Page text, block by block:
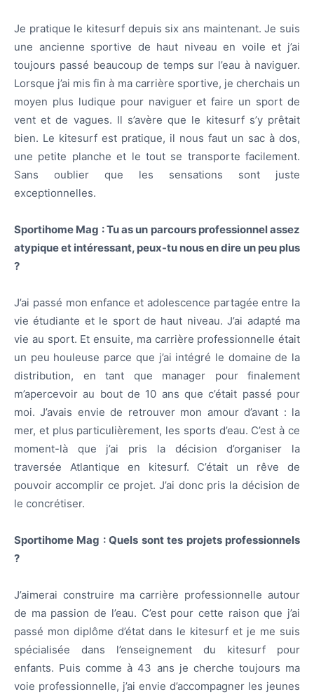
Je pratique le kitesurf depuis six ans maintenant. Je suis
une ancienne sportive de haut niveau en voile et j’ai
toujours passé beaucoup de temps sur l’eau à naviguer.
Lorsque j’ai mis fin à ma carrière sportive, je cherchais un
moyen plus ludique pour naviguer et faire un sport de
vent et de vagues. Il s’avère que le kitesurf s’y prêtait
bien. Le kitesurf est pratique, il nous faut un sac à dos,
une petite planche et le tout se transporte facilement.
Sans oublier que les sensations sont juste
exceptionnelles.
Sportihome Mag :Tu as un parcours professionnel assez
atypique et intéressant, peux-tu nous en dire un peu plus
?
J’ai passé mon enfance et adolescence partagée entre la
vie étudiante et le sport de haut niveau. J’ai adapté ma
vie au sport. Et ensuite, ma carrière professionnelle était
un peu houleuse parce que j’ai intégré le domaine de la
distribution, en tant que manager pour finalement
m’apercevoir au bout de 10 ans que c’était passé pour
moi. J’avais envie de retrouver mon amour d’avant : la
mer, et plus particulièrement, les sports d’eau. C’est à ce
moment-là que j’ai pris la décision d’organiser la
traversée Atlantique en kitesurf. C’était un rêve de
pouvoir accomplir ce projet. J’ai donc pris la décision de
le concrétiser.
Sportihome Mag :Quels sont tes projets professionnels
?
J’aimerai construire ma carrière professionnelle autour
de ma passion de l’eau. C’est pour cette raison que j’ai
passé mon diplôme d’état dans le kitesurf et je me suis
spécialisée dans l’enseignement du kitesurf pour
enfants. Puis comme à 43 ans je cherche toujours ma
voie professionnelle, j’ai envie d’accompagner les jeunes